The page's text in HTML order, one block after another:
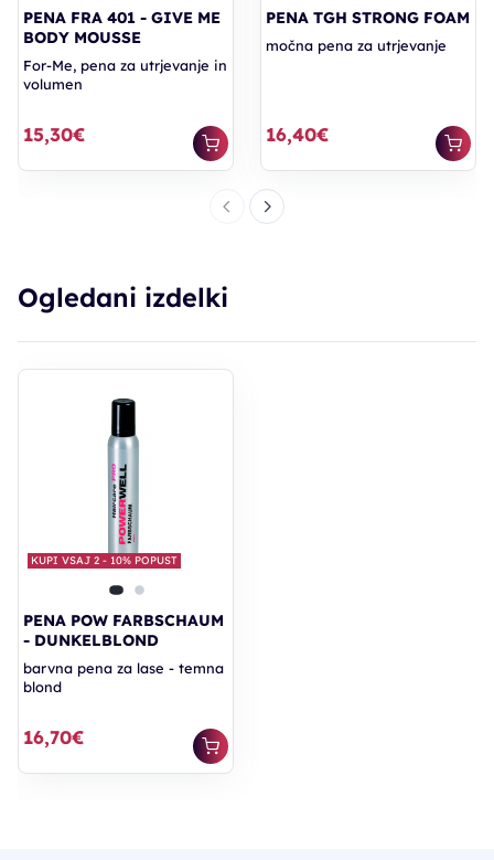
PENA FRA 401 - GIVE ME
BODY MOUSSE
For-Me, pena za utrjevanje in
volumen
15,30€
PENA TGH STRONG FOAM
močna pena za utrjevanje
16,40€
Ogledani izdelki
KUPI VSAJ 2 - 10% POPUST
PENA POW FARBSCHAUM
- DUNKELBLOND
barvna pena za lase - temna
blond
16,70€